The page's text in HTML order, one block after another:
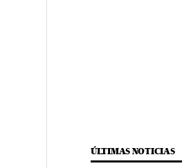
ÚLTIMAS NOTICIAS